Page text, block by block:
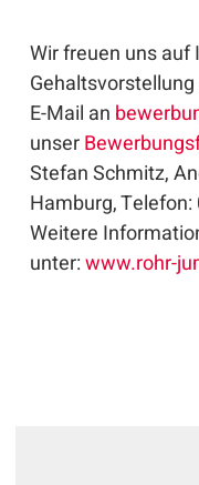
Wir freuen uns auf
E-Mail an
unser
Stefan Schmitz,
Hamburg, Telefon:
Weitere
unter:www.rohr-